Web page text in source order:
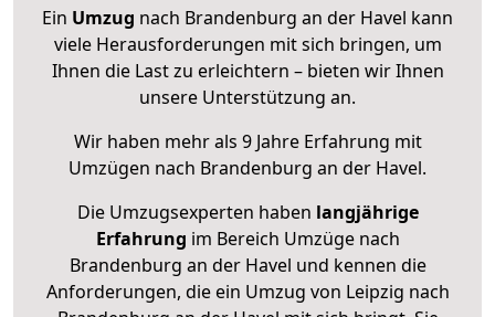
Ein Umzug nach Brandenburg an der Havel kann
viele Herausforderungen mit sich bringen, um
Ihnen die Last zu erleichtern – bieten wir Ihnen
unsere Unterstützung an.
Wir haben mehr als 9 Jahre Erfahrung mit
Umzügen nach Brandenburg an der Havel.
Die Umzugsexperten haben langjährige
Erfahrung im Bereich Umzüge nach
Brandenburg an der Havel und kennen die
Anforderungen, die ein Umzug von Leipzig nach